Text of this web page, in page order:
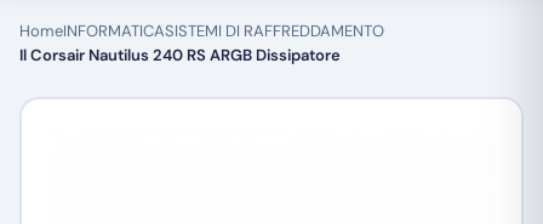
HomeINFORMATICASISTEMI DI RAFFREDDAMENTO
Il Corsair Nautilus 240 RS ARGB Dissipatore